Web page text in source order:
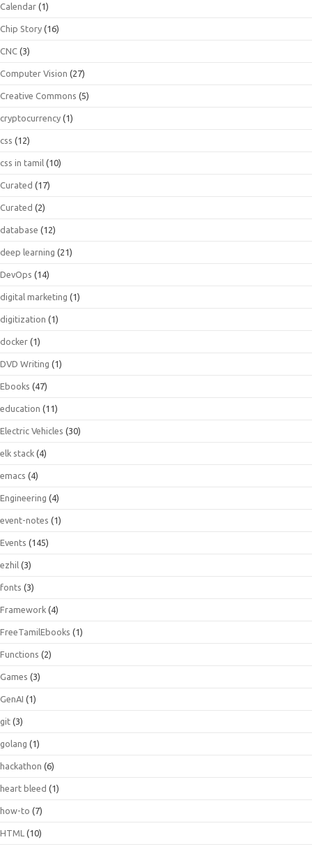
Calendar (1)
Chip Story (16)
CNC (3)
Computer Vision (27)
Creative Commons (5)
cryptocurrency (1)
css (12)
css in tamil (10)
Curated (17)
Curated (2)
database (12)
deep learning (21)
DevOps (14)
digital marketing (1)
digitization (1)
docker (1)
DVD Writing (1)
Ebooks (47)
education (11)
Electric Vehicles (30)
elk stack (4)
emacs (4)
Engineering (4)
event-notes (1)
Events (145)
ezhil (3)
fonts (3)
Framework (4)
FreeTamilEbooks (1)
Functions (2)
Games (3)
GenAI (1)
git (3)
golang (1)
hackathon (6)
heart bleed (1)
how-to (7)
HTML (10)